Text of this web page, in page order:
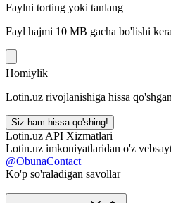
Faylni torting yoki tanlang
Fayl hajmi 10 MB gacha bo'lishi
Homiylik
Lotin.uz rivojlanishiga hissa
Siz ham hissa qo'shing!
Lotin.uz API Xizmatlari
Lotin.uz imkoniyatlaridan o'z
@ObunaContact
Ko'p so'raladigan savollar